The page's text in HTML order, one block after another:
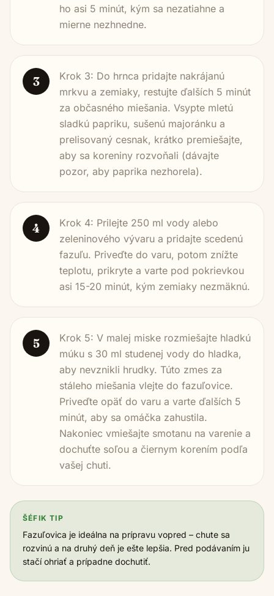
ho asi 5 minút, kým sa nezatiahne a
mierne nezhnedne.
3
Krok 3: Do hrnca pridajte nakrájanú
mrkvu a zemiaky, restujte ďalších 5 minút
za občasného miešania. Vsypte mletú
sladkú papriku, sušenú majoránku a
prelisovaný cesnak, krátko premiešajte,
aby sa koreniny rozvoňali (dávajte
pozor, aby paprika nezhorela).
4
Krok 4: Prilejte 250 ml vody alebo
zeleninového vývaru a pridajte scedenú
fazuľu. Priveďte do varu, potom znížte
teplotu, prikryte a varte pod pokrievkou
asi 15-20 minút, kým zemiaky nezmäknú.
5
Krok 5: V malej miske rozmiešajte hladkú
múku s 30 ml studenej vody do hladka,
aby nevznikli hrudky. Túto zmes za
stáleho miešania vlejte do fazuľovice.
Priveďte opäť do varu a varte ďalších 5
minút, aby sa omáčka zahustila.
Nakoniec vmiešajte smotanu na varenie a
dochuťte soľou a čiernym korením podľa
vašej chuti.
ŠÉFIK TIP
Fazuľovica je ideálna na prípravu vopred – chute sa
rozvinú a na druhý deň je ešte lepšia. Pred podávaním ju
stačí ohriať a prípadne dochutiť.